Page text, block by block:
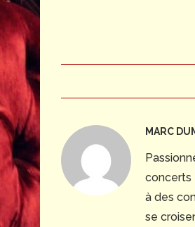
MARC
concerts
à des
se